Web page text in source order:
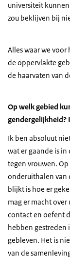
universiteit
zou beklijven bij
Alles waar we
de oppervlakte
de haarvaten van
Op welk gebied
gendergelijkheid?
Ik ben absoluut
wat er gaande is in
tegen vrouwen.
onderuithalen van
blijkt is hoe er
mag er macht
contact en oefent
hebben gestreden
gebleven. Het is
van de